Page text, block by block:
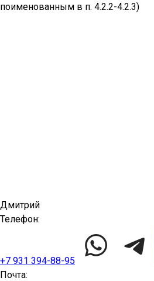
поименованным в п. 4.2.2-4.2.3)
Дмитрий
Телефон:
+7 931 394-88-95
Почта: